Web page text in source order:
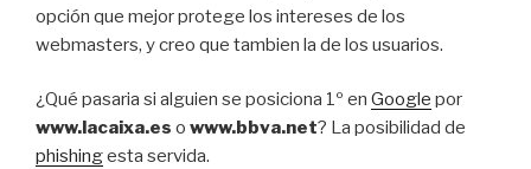
opción que mejor protege los intereses de los
webmasters, y creo que tambien la de los usuarios.
¿Qué pasaria si alguien se posiciona 1º en Google por
www.lacaixa.es o www.bbva.net? La posibilidad de
phishingesta servida.